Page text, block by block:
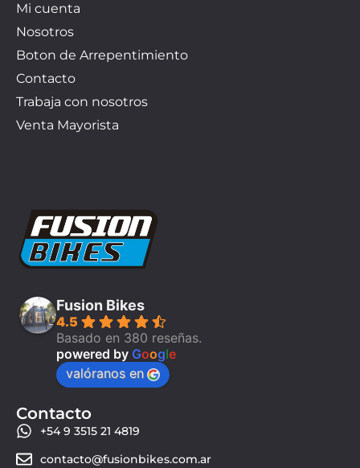
Mi cuenta
Nosotros
Boton de Arrepentimiento
Contacto
Trabaja con nosotros
Venta Mayorista
Fusion Bikes
4.5
Basado en 380 reseñas.
powered by Google
valóranos en
Contacto
+54 9 3515 21 4819
contacto@fusionbikes.com.ar